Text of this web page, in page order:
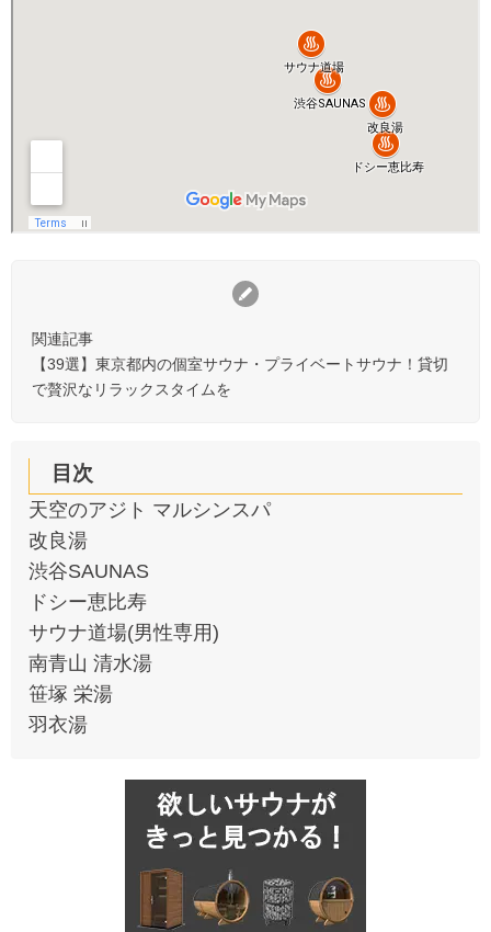
関連記事
【39選】東京都内の個室サウナ・プライベートサウナ！貸切
で贅沢なリラックスタイムを
目次
天空のアジト マルシンスパ
改良湯
渋谷SAUNAS
ドシー恵比寿
サウナ道場(男性専用)
南青山 清水湯
笹塚 栄湯
羽衣湯